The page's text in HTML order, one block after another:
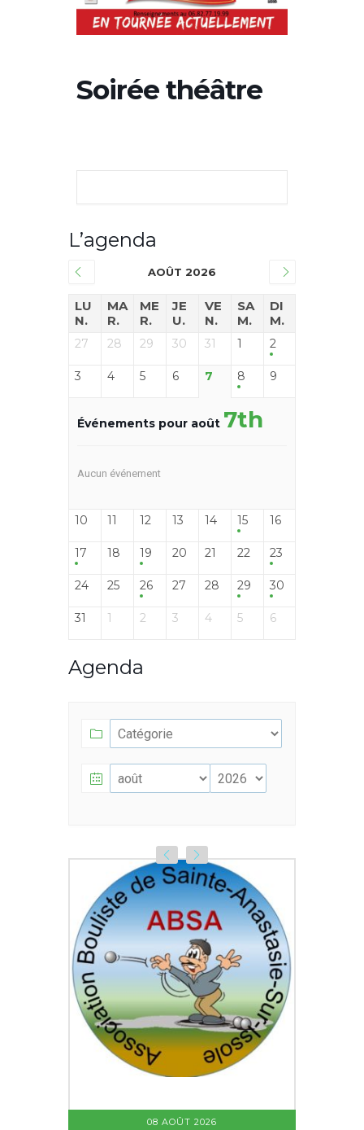
Soirée théâtre
L’agenda
AOÛT 2026
LU
N.
MA
R.
ME
R.
JE
U.
VE
N.
SA
M.
DI
M.
27 28 29 30 31 1 2
3 4 5 6 7 8 9
Événements pour août 7th
Aucun événement
10 11 12 13 14 15 16
17 18 19 20 21 22 23
24 25 26 27 28 29 30
31 1 2 3 4 5 6
Agenda
08 AOÛT 2026